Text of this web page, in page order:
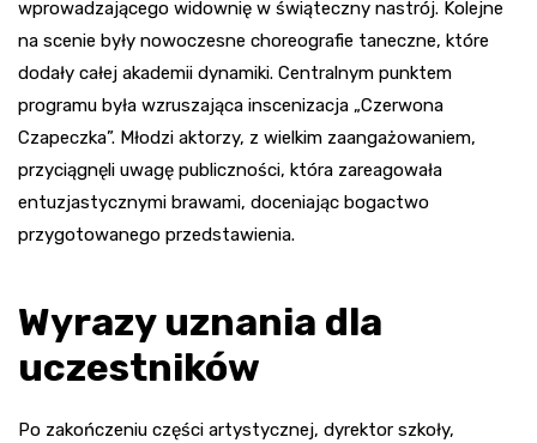
wprowadzającego widownię w świąteczny nastrój. Kolejne
na scenie były nowoczesne choreografie taneczne, które
dodały całej akademii dynamiki. Centralnym punktem
programu była wzruszająca inscenizacja „Czerwona
Czapeczka”. Młodzi aktorzy, z wielkim zaangażowaniem,
przyciągnęli uwagę publiczności, która zareagowała
entuzjastycznymi brawami, doceniając bogactwo
przygotowanego przedstawienia.
Wyrazy uznania dla
uczestników
Po zakończeniu części artystycznej, dyrektor szkoły,